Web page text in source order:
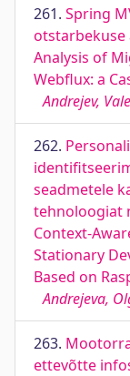
261. Spring
otstarbekuse
Analysis of
Webflux: a
Andrejev,
262.
seadmetele
tehnoloogiat
Context-
Stationary
Based on
Andrejeva,
263.
ettevõtte